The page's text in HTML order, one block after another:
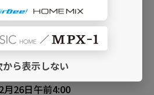
ュート&ハートフルなXmasソン
月26日午前4:00
から表示しない